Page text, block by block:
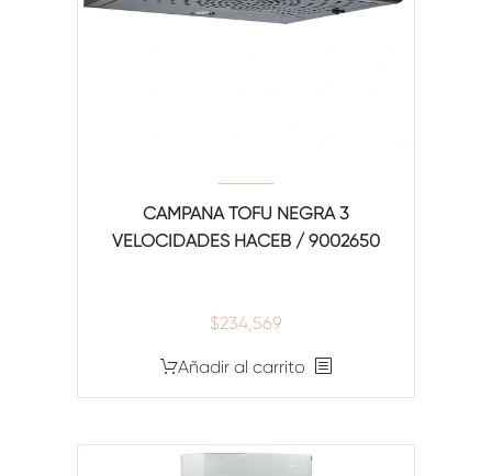
CAMPANA TOFU NEGRA 3
VELOCIDADES HACEB / 9002650
$234,569
Añadir al carrito